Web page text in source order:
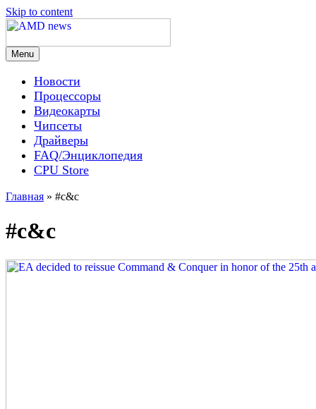
Skip to content
AMD news
Menu
Новости
Процессоры
Видеокарты
Чипсеты
Драйверы
FAQ/Энциклопедия
CPU Store
Главная » #c&c
#c&c